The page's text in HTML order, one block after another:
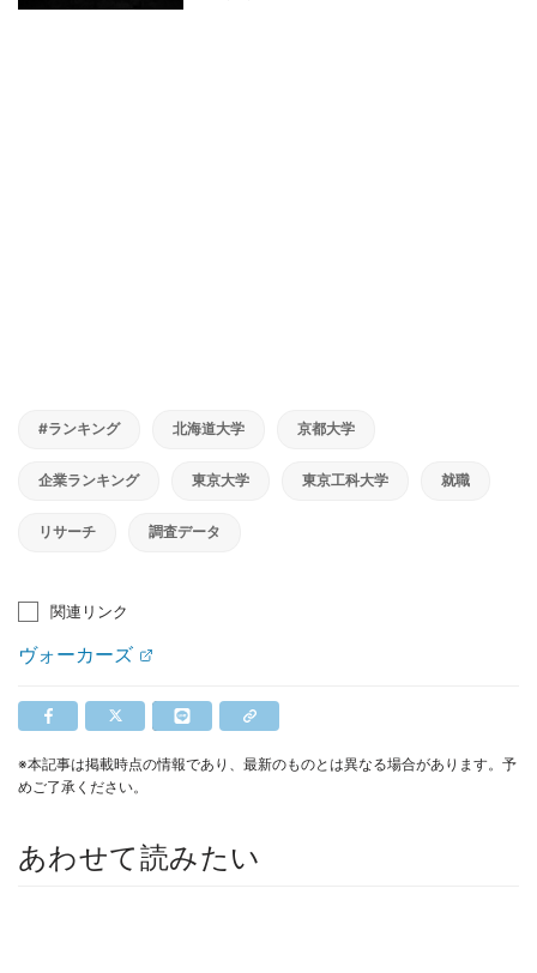
#ランキング 北海道大学 京都大学
企業ランキング 東京大学 東京工科大学 就職
リサーチ 調査データ
関連リンク
ヴォーカーズ
※本記事は掲載時点の情報であり、最新のものとは異なる場合があります。予
めご了承ください。
あわせて読みたい